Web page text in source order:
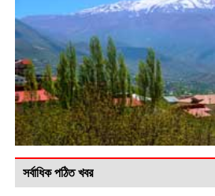
সর্বাধিক পঠিত খবর